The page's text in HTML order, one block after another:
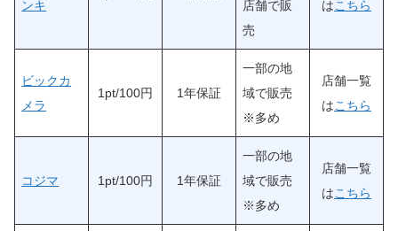
ンキ
店舗で販
売
はこちら
ビックカ
メラ
1pt/100円 1年保証
一部の地
域で販売
※多め
店舗一覧
はこちら
コジマ 1pt/100円 1年保証
一部の地
域で販売
※多め
店舗一覧
はこちら